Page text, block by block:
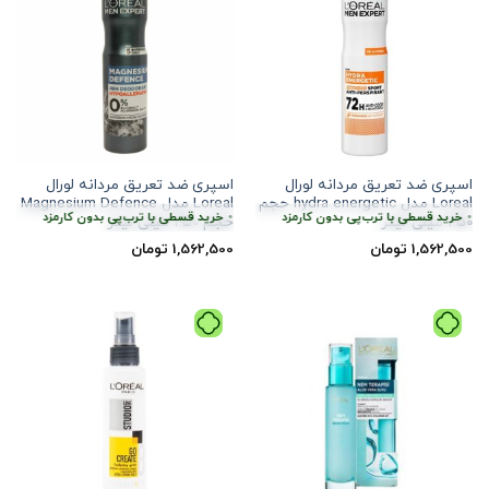
اسپری ضد تعریق مردانه لورال
Loreal مدل hydra energetic حجم
250 میلی لیتر
هر قسط390,625 تومان • خرید قسطی با خرید قسطی با ترب‌پی بدون کارمزد
1,562,500 تومان
اسپری ضد تعریق مردانه لورال
Loreal مدل Magnesium Defence
حجم 250 میلی لیتر
هر قسط390,625تومان خرید قسطی با ترب‌پی بدون کارمزد کارمزد
1,562,500 تومان